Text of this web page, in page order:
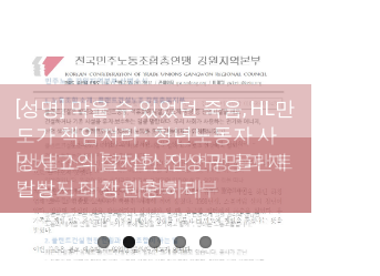
[성명] 막을 수 있었던 죽음, HL만
도가 책임져라 : 청년노동자 사
망사고의 철저한 진상규명과 재
발방지 대책 마련하라
[산별소식] 건설산업연맹 플랜트
건설노조 강원충북지부
[강릉,속초,원주,춘천] 폭염감시
단 사업 이모저모
[조합원☆인터뷰] 서비스연맹 전
국학교비정규직노동조합 강원
지부 김유미 춘천지회장
[본부소식] 강원지역 노동자 합
창단 모임